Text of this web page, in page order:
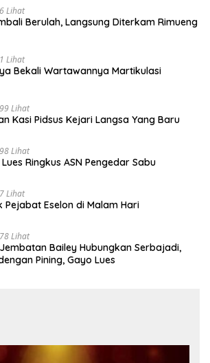
Lihat
Berulah, Langsung Diterkam Rimueng
Lihat
Bekali Wartawannya Martikulasi
Lihat
Kasi Pidsus Kejari Langsa Yang Baru
Lihat
Ringkus ASN Pengedar Sabu
Lihat
Eselon di Malam Hari
Lihat
Bailey Hubungkan Serbajadi,
Pining, Gayo Lues